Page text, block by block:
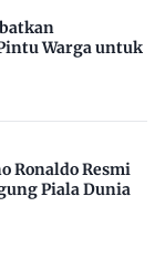
Warga untuk
Ronaldo Resmi
Piala Dunia